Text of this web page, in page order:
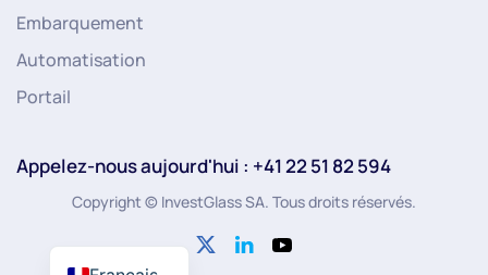
Embarquement
Automatisation
Portail
Appelez-nous aujourd'hui : +41 22 51 82 594
Copyright © InvestGlass SA. Tous droits réservés.